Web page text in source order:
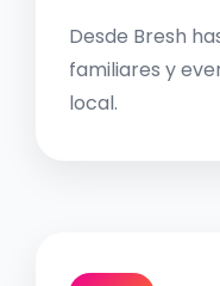
Desde Bresh
familiares y
local.